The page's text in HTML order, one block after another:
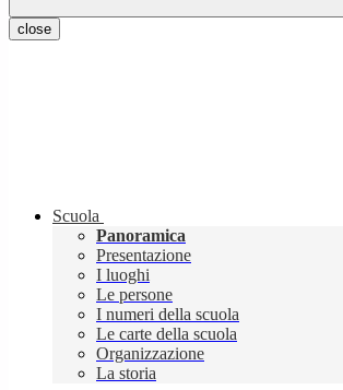
close
Scuola
Panoramica
Presentazione
I luoghi
Le persone
I numeri della scuola
Le carte della scuola
Organizzazione
La storia